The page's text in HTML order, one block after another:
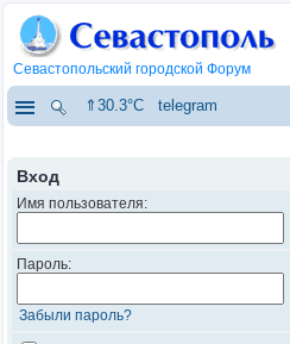
Севастопольский городской Форум
⇑30.3°C telegram
Вход
Имя пользователя:
Пароль:
Забыли пароль?